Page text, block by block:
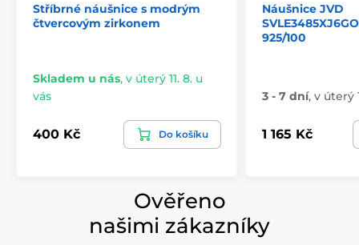
Stříbrné náušnice s modrým
čtvercovým zirkonem
Skladem u nás, v úterý 11. 8. u
vás
400 Kč Do košíku
Náušnice JVD
925/100
3 - 7 dní, v úterý
1 165 Kč
Ověřeno
našimi zákazníky